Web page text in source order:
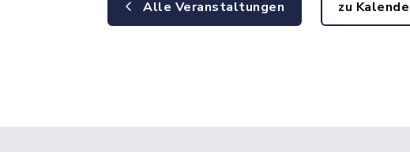
Alle Veranstaltungen zu